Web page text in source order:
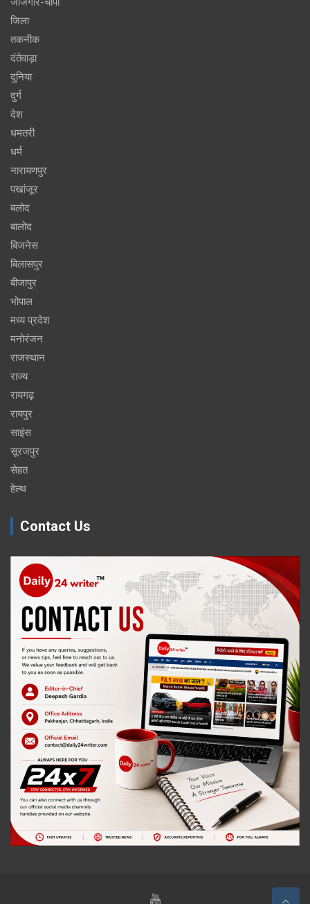
जिला
तकनीक
दंतेवाड़ा
दुनिया
दुर्ग
देश
धमतरी
धर्म
नारायणपुर
पखांजूर
बलोद
बालोद
बिजनेस
बिलासपुर
बीजापुर
भोपाल
मध्य प्रदेश
मनोरंजन
राजस्थान
राज्य
रायगढ़
रायपुर
साइंस
सूरजपुर
सेहत
हेल्थ
Contact Us